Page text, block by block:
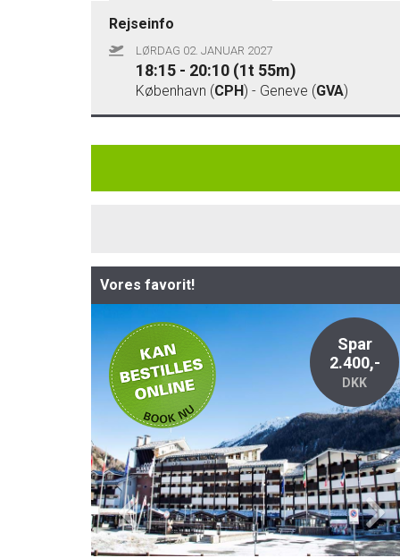
Rejseinfo
LØRDAG 02. JANUAR 2027
18:15 - 20:10 (1t 55m)
København (CPH) - Geneve (GVA)
Vores favorit!
Privat
Spar
2.400,-
DKK